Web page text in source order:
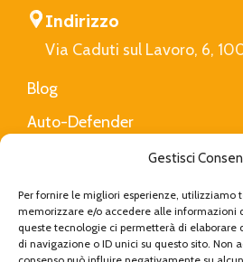
Gestisci
Per fornire le migliori esperienze, utilizziamo
memorizzare e/o accedere alle informazioni
queste tecnologie ci permetterà di
di navigazione o ID unici su questo sito. Non
Indirizzo
Via Caduti sul Lavoro, 6,
Blog
Auto-Defender
Privacy Policy
CucciolottaCreated with Love